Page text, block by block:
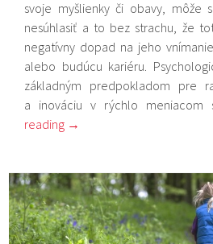
svoje myšlienky či obavy, môže
nesúhlasiť a to bez strachu, že
negatívny dopad na jeho
alebo budúcu kariéru.
základným predpokladom pre
a inováciu v rýchlo meniacom
reading →